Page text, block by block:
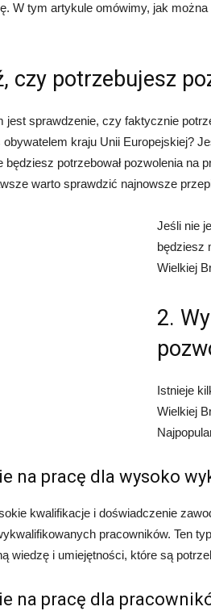
W tym artykule omówimy, jak
czy potrzebujesz
jest sprawdzenie, czy faktycznie
kraju Unii Europejskiej?
będziesz potrzebował pozwolenia
warto sprawdzić najnowsze
Jeśli nie
będziesz
Wielkiej
2.
Istnieje
Wielkiej
na pracę dla wysoko
kwalifikacje i doświadczenie
pracowników. Ten
wiedzę i umiejętności, które są
na pracę dla